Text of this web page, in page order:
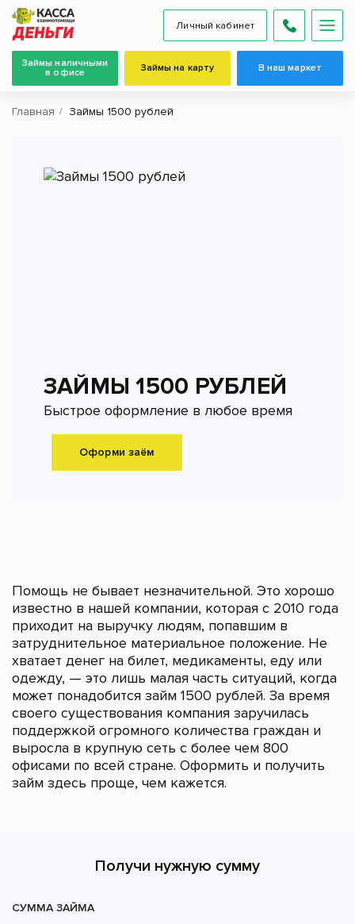
Личный кабинет
Займы наличными
в офисе
Займы на карту В наш маркет
Главная Займы 1500 рублей
ЗАЙМЫ 1500 РУБЛЕЙ
Быстрое оформление в любое время
Оформи заём
Помощь не бывает незначительной. Это хорошо
известно в нашей компании, которая с 2010 года
приходит на выручку людям, попавшим в
затруднительное материальное положение. Не
хватает денег на билет, медикаменты, еду или
одежду, — это лишь малая часть ситуаций, когда
может понадобится займ 1500 рублей. За время
своего существования компания заручилась
поддержкой огромного количества граждан и
выросла в крупную сеть с более чем 800
офисами по всей стране. Оформить и получить
займ здесь проще, чем кажется.
Получи нужную сумму
СУММА ЗАЙМА